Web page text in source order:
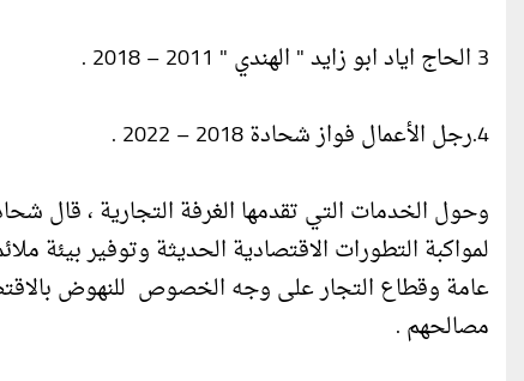
3 الحاج اياد ابو زايد " الهندي " 2011 – 2018 .
4.رجل الأعمال فواز شحادة 2018 – 2022 .
وحول الخدمات التي تقدمها الغرفة التجارية ، قال
لمواكبة التطورات الاقتصادية الحديثة وتوفير بيئة
عامة وقطاع التجار على وجه الخصوص للنهوض
مصالحهم .